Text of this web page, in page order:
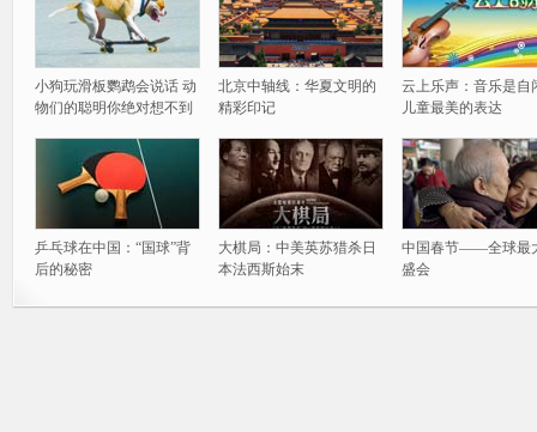
小狗玩滑板鹦鹉会说话 动
物们的聪明你绝对想不到
北京中轴线：华夏文明的
精彩印记
云上乐声：音乐是自
儿童最美的表达
乒乓球在中国：“国球”背
后的秘密
大棋局：中美英苏猎杀日
本法西斯始末
中国春节——全球最
盛会